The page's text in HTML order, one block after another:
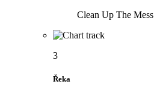
Clean Up The Mess
3
Řeka